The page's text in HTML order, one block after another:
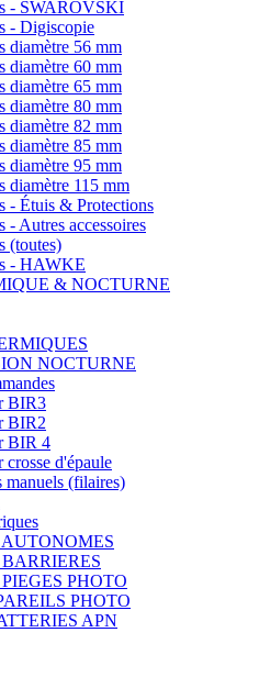
- SWAROVSKI
- Digiscopie
diamètre 56 mm
diamètre 60 mm
diamètre 65 mm
diamètre 80 mm
diamètre 82 mm
diamètre 85 mm
diamètre 95 mm
diamètre 115 mm
- Étuis & Protections
- Autres accessoires
(toutes)
- HAWKE
& NOCTURNE
NOCTURNE
BIR3
BIR2
BIR 4
d'épaule
manuels (filaires)
AUTONOMES
PHOTO
PHOTO
APN